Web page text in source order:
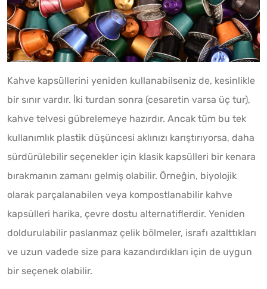
Kahve kapsüllerini yeniden kullanabilseniz de, kesinlikle
bir sınır vardır. İki turdan sonra (cesaretin varsa üç tur),
kahve telvesi gübrelemeye hazırdır. Ancak tüm bu tek
kullanımlık plastik düşüncesi aklınızı karıştırıyorsa, daha
sürdürülebilir seçenekler için klasik kapsülleri bir kenara
bırakmanın zamanı gelmiş olabilir. Örneğin, biyolojik
olarak parçalanabilen veya kompostlanabilir kahve
kapsülleri harika, çevre dostu alternatiflerdir. Yeniden
doldurulabilir paslanmaz çelik bölmeler, israfı azalttıkları
ve uzun vadede size para kazandırdıkları için de uygun
bir seçenek olabilir.